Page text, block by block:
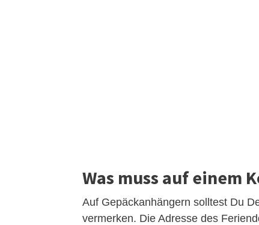
Was muss auf einem
Auf Gepäckanhängern solltest Du
vermerken. Die Adresse des